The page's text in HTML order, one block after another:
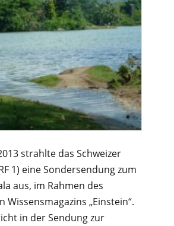
strahlte das Schweizer
1) eine Sondersendung zum
aus, im Rahmen des
Wissensmagazins „Einstein“.
in der Sendung zur